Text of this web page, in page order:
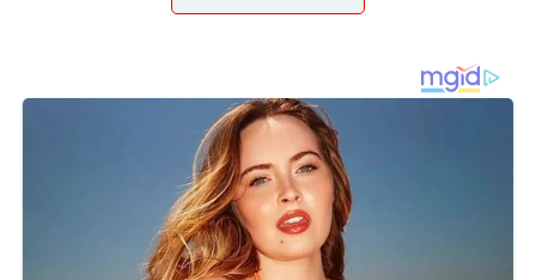
Tiefkühlgemüse bißfest garen. Mit etwas Salz würzen. In
der Zwischenzeit die Soße vorbereiten: Milch erhitzen.
Mehl und Speisestärke dazugeben; unter ständigem
Rühren aufkochen und mit der Gemüsebrühe, Salz und
Pfeffer nach Geschmack würzen. Zum Schluß die Nudeln
und das Gemüse in eine Auflaufform geben, die Soße
darübergießen und ca. 20 Minuten bei 200°C